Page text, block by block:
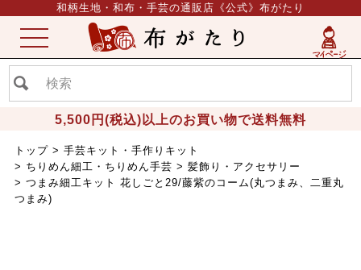
和柄生地・和布・手芸の通販店《公式》布がたり
5,500円(税込)以上のお買い物で送料無料
ME
NU
トップ
手芸キット・手作りキット
ちりめん細工・ちりめん手芸
髪飾り・アクセサリー
つまみ細工キット 花しごと29/藤紫のコーム(丸つまみ、二重丸
つまみ)